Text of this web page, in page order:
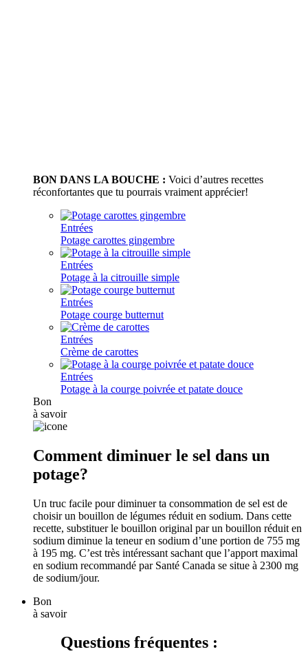
BON DANS LA BOUCHE : Voici d’autres recettes
réconfortantes que tu pourrais vraiment apprécier!
Entrées
Potage carottes gingembre
Entrées
Potage à la citrouille simple
Entrées
Potage courge butternut
Entrées
Crème de carottes
Entrées
Potage à la courge poivrée et patate douce
Bon
à savoir
Comment diminuer le sel dans un
potage?
Un truc facile pour diminuer ta consommation de sel est de
choisir un bouillon de légumes réduit en sodium. Dans cette
recette, substituer le bouillon original par un bouillon réduit en
sodium diminue la teneur en sodium d’une portion de 755 mg
à 195 mg. C’est très intéressant sachant que l’apport maximal
en sodium recommandé par Santé Canada se situe à 2300 mg
de sodium/jour.
Bon
à savoir
Questions fréquentes :